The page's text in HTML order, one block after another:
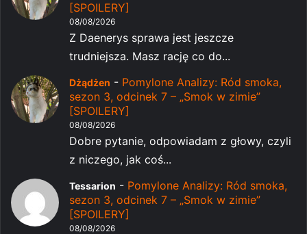
[SPOILERY]
08/08/2026
Z Daenerys sprawa jest jeszcze
trudniejsza. Masz rację co do...
Dżądżen - Pomylone Analizy: Ród smoka,
sezon 3, odcinek 7 – „Smok w zimie”
[SPOILERY]
08/08/2026
Dobre pytanie, odpowiadam z głowy, czyli
z niczego, jak coś...
Tessarion - Pomylone Analizy: Ród smoka,
sezon 3, odcinek 7 – „Smok w zimie”
[SPOILERY]
08/08/2026